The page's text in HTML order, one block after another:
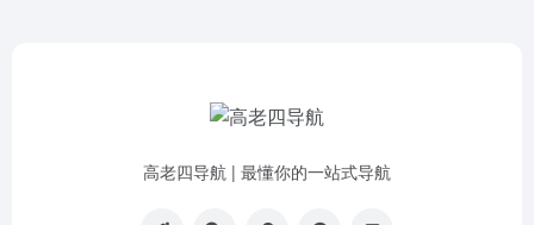
高老四导航 | 最懂你的一站式导航